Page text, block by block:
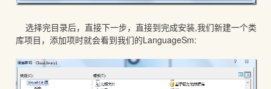
选择完目录后，直接下一步，直接到完成安装,我们新建一个类
库项目，添加项时就会看到我们的LanguageSm: